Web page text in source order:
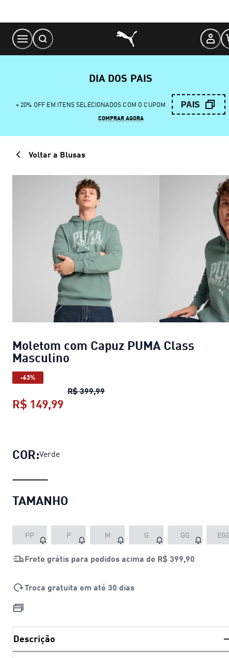
Content
DIA DOS PAIS
+ 20% OFF EM ITENS SELECIONADOS COM O CUPOM PAIS
COMPRAR AGORA
Voltar a Blusas
Moletom com Capuz PUMA Class
Masculino
-63%
R$ 399,99Moletom com Capuz PUMA
R$ 149,99
COR:Verde
TAMANHO
PP P M G GG
Frete grátis para pedidos acima de R$ 399,90
Troca gratuita em até 30 dias
Descrição